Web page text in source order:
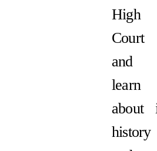
High
Court
and
learn
about
history